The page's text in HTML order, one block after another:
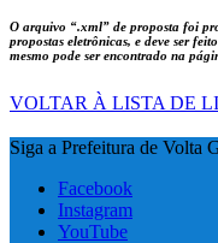
O arquivo “.xml” de proposta foi
propostas eletrônicas, e deve ser
mesmo pode ser encontrado na
VOLTAR À LISTA DE
Siga a Prefeitura de Volta
Facebook
Instagram
YouTube